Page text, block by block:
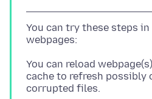
You can try these steps
You can reload
cache to refresh possibly